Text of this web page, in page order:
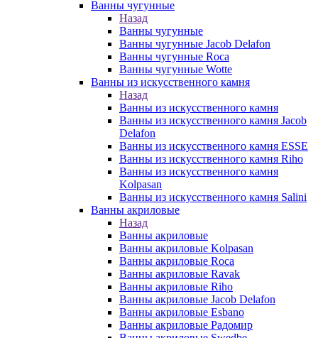
Ванны чугунные
Назад
Ванны чугунные
Ванны чугунные Jacob Delafon
Ванны чугунные Roca
Ванны чугунные Wotte
Ванны из искусственного камня
Назад
Ванны из искусственного камня
Ванны из искусственного камня Jacob
Delafon
Ванны из искусственного камня ESSE
Ванны из искусственного камня Riho
Ванны из искусственного камня
Kolpasan
Ванны из искусственного камня Salini
Ванны акриловые
Назад
Ванны акриловые
Ванны акриловые Kolpasan
Ванны акриловые Roca
Ванны акриловые Ravak
Ванны акриловые Riho
Ванны акриловые Jacob Delafon
Ванны акриловые Esbano
Ванны акриловые Радомир